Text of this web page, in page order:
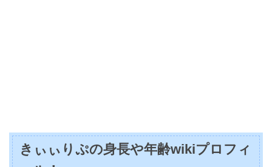
きぃぃりぷの身長や年齢wikiプロフィ